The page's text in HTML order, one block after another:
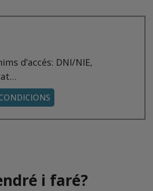
d’accés: DNI/NIE,
i faré?